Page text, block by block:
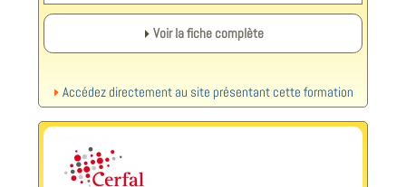
Voir la fiche complète
Accédez directement au site présentant cette formation